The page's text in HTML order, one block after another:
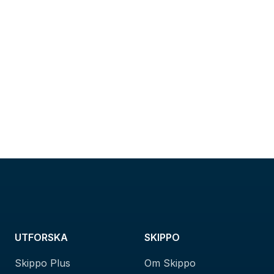
UTFORSKA
Skippo Plus
SKIPPO
Om Skippo